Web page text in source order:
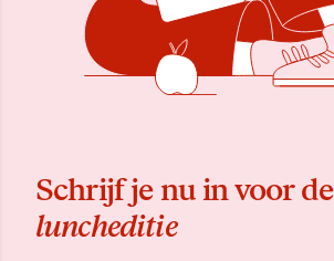
Schrijf je nu in voor de
luncheditie